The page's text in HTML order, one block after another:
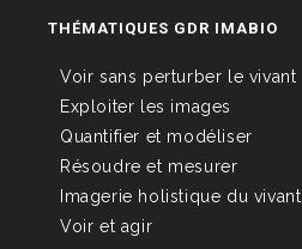
THÉMATIQUES GDR IMABIO
Voir sans perturber le vivant
Exploiter les images
Quantifier et modéliser
Résoudre et mesurer
Imagerie holistique du vivant
Voir et agir